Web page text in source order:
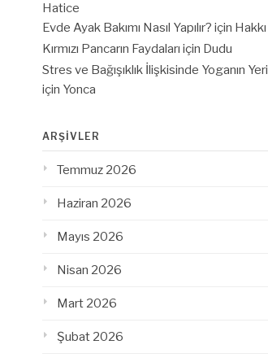
Hatice
Evde Ayak Bakımı Nasıl Yapılır? için Hakkı
Kırmızı Pancarın Faydaları için Dudu
Stres ve Bağışıklık İlişkisinde Yoganın Yeri
için Yonca
ARŞIVLER
Temmuz 2026
Haziran 2026
Mayıs 2026
Nisan 2026
Mart 2026
Şubat 2026